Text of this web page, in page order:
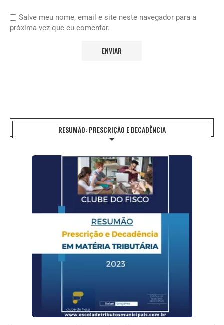
Salve meu nome, email e site neste navegador para a
próxima vez que eu comentar.
RESUMÃO: PRESCRIÇÃO E DECADÊNCIA